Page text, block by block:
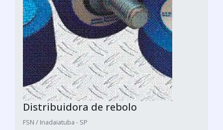
Distribuidora de rebolo
FSN / Inadaiatuba - SP